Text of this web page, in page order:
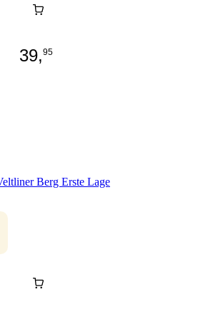
39,95
Berg Erste Lage